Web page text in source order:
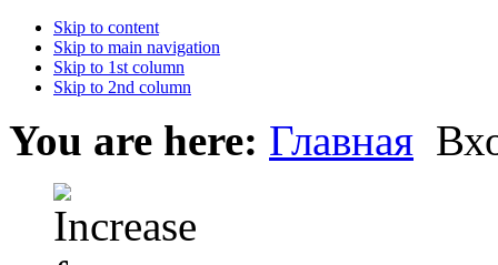
Skip to content
Skip to main navigation
Skip to 1st column
Skip to 2nd column
You are here: Главная